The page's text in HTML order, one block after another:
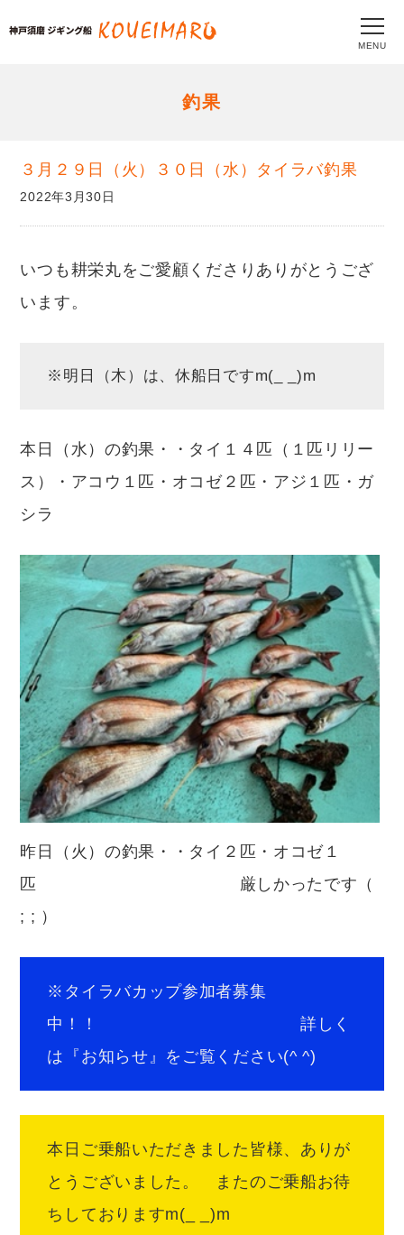
MENU
釣果
３月２９日（火）３０日（水）タイラバ釣果
2022年3月30日
いつも耕栄丸をご愛顧くださりありがとうござ
います。
※明日（木）は、休船日ですm(_ _)m
本日（水）の釣果・・タイ１４匹（１匹リリー
ス）・アコウ１匹・オコゼ２匹・アジ１匹・ガ
シラ
昨日（火）の釣果・・タイ２匹・オコゼ１
匹 厳しかったです（
; ; ）
※タイラバカップ参加者募集
中！！ 詳しく
は『お知らせ』をご覧ください(^ ^)
本日ご乗船いただきました皆様、ありが
とうございました。 またのご乗船お待
ちしておりますm(_ _)m